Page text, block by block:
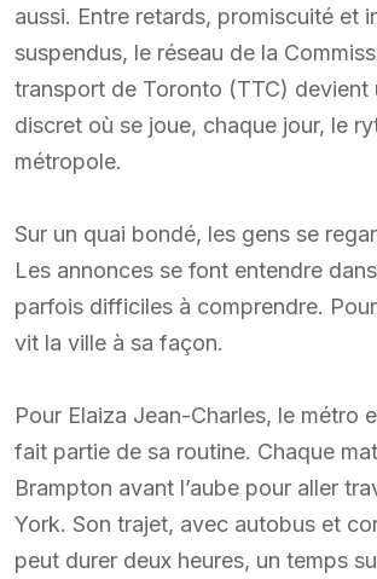
aussi. Entre retards, promiscuité et
suspendus, le réseau de la
transport de Toronto (TTC) devient
discret où se joue, chaque jour, le
métropole.
Sur un quai bondé, les gens se
Les annonces se font entendre
parfois difficiles à comprendre.
vit la ville à sa façon.
Pour Elaiza Jean-Charles, le métro
fait partie de sa routine. Chaque
Brampton avant l’aube pour aller
York. Son trajet, avec autobus et
peut durer deux heures, un temps